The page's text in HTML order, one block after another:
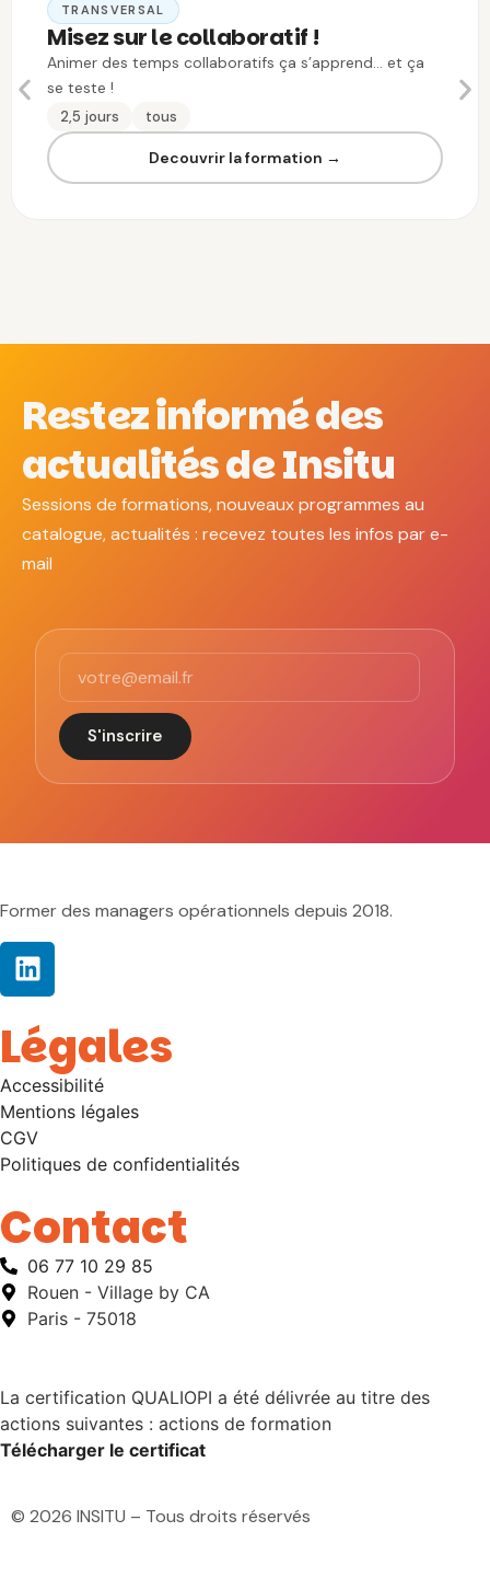
TRANSVERSAL
Misez sur le collaboratif !
Animer des temps collaboratifs ça s’apprend… et ça
se teste !
2,5 jours tous
Decouvrir la formation →
Restez informé des
actualités de Insitu
Sessions de formations, nouveaux programmes au
catalogue, actualités : recevez toutes les infos par e-
mail
S'inscrire
Former des managers opérationnels depuis 2018.
Légales
Accessibilité
Mentions légales
CGV
Politiques de confidentialités
Contact
06 77 10 29 85
Rouen - Village by CA
Paris - 75018
La certification QUALIOPI a été délivrée au titre des
actions suivantes : actions de formation
Télécharger le certificat
© 2026 INSITU – Tous droits réservés